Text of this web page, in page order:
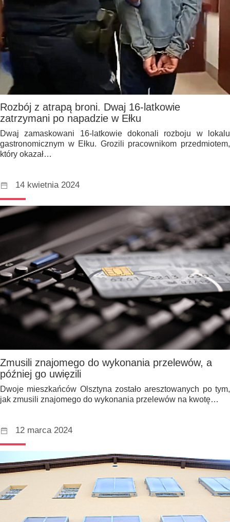
Rozbój z atrapą broni. Dwaj 16-latkowie
zatrzymani po napadzie w Ełku
Dwaj zamaskowani 16-latkowie dokonali rozboju w lokalu
gastronomicznym w Ełku. Grozili pracownikom przedmiotem,
który okazał…
14 kwietnia 2024
Zmusili znajomego do wykonania przelewów, a
później go uwięzili
Dwoje mieszkańców Olsztyna zostało aresztowanych po tym,
jak zmusili znajomego do wykonania przelewów na kwotę…
12 marca 2024